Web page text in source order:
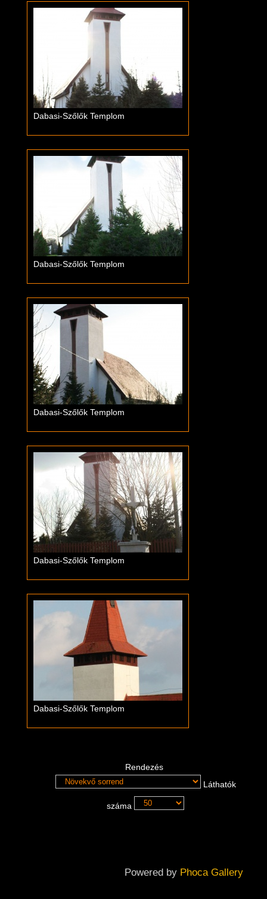
Dabasi-Szőlők Templom
Dabasi-Szőlők Templom
Dabasi-Szőlők Templom
Dabasi-Szőlők Templom
Dabasi-Szőlők Templom
Rendezés
Láthatók
száma
Powered by Phoca Gallery